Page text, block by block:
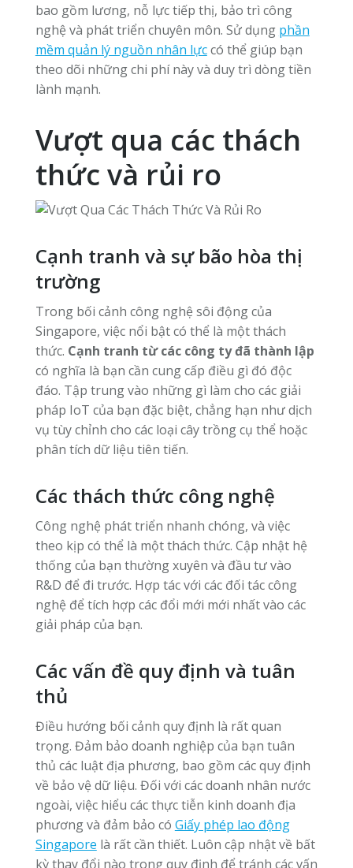
bao gồm lương, nỗ lực tiếp thị, bảo trì công
nghệ và phát triển chuyên môn. Sử dụng phần
mềm quản lý nguồn nhân lựccó thể giúp bạn
theo dõi những chi phí này và duy trì dòng tiền
lành mạnh.
Vượt qua các thách
thức và rủi ro
Cạnh tranh và sự bão hòa thị
trường
Trong bối cảnh công nghệ sôi động của
Singapore, việc nổi bật có thể là một thách
thức. Cạnh tranh từ các công ty đã thành lập
có nghĩa là bạn cần cung cấp điều gì đó độc
đáo. Tập trung vào những gì làm cho các giải
pháp IoT của bạn đặc biệt, chẳng hạn như dịch
vụ tùy chỉnh cho các loại cây trồng cụ thể hoặc
phân tích dữ liệu tiên tiến.
Các thách thức công nghệ
Công nghệ phát triển nhanh chóng, và việc
theo kịp có thể là một thách thức. Cập nhật hệ
thống của bạn thường xuyên và đầu tư vào
R&D để đi trước. Hợp tác với các đối tác công
nghệ để tích hợp các đổi mới mới nhất vào các
giải pháp của bạn.
Các vấn đề quy định và tuân
thủ
Điều hướng bối cảnh quy định là rất quan
trọng. Đảm bảo doanh nghiệp của bạn tuân
thủ các luật địa phương, bao gồm các quy định
về bảo vệ dữ liệu. Đối với các doanh nhân nước
ngoài, việc hiểu các thực tiễn kinh doanh địa
phương và đảm bảo có Giấy phép lao động
Singapore là rất cần thiết. Luôn cập nhật về bất
kỳ thay đổi nào trong quy định để tránh các vấn